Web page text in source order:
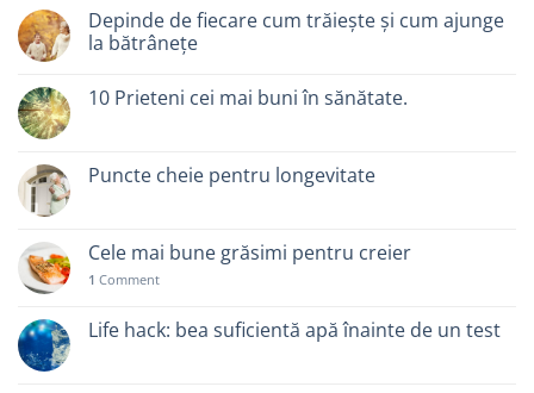
Depinde de fiecare cum trăiește și cum ajunge
la bătrânețe
10 Prieteni cei mai buni în sănătate.
Puncte cheie pentru longevitate
Cele mai bune grăsimi pentru creier
1 Comment
Life hack: bea suficientă apă înainte de un test